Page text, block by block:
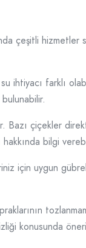
çeşitli hizmetler
ihtiyacı farklı
çiçekler
bilgi
için uygun
konusunda